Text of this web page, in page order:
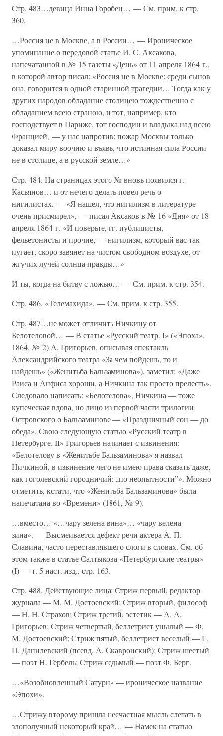
Стр. 483…девица Инна Горобец… — См. прим. к стр.
360.
…Россия не в Москве, а в России… — Ироническое
упоминание о передовой статье И. С. Аксакова,
напечатанной в № 15 газеты «День» от 11 апреля 1864 г.,
в которой автор писал: «Россия не в Москве: среди сынов
она, говорится в одной старинной трагедии… Тогда как у
других народов обладание столицею тождественно с
обладанием всею страною, и тот, например, кто
господствует в Париже, тот господин и владыка над всею
Францией, — у нас напротив: пожар Москвы только
доказал миру воочию и въявь, что истинная сила России
не в столице, а в русской земле…»
Стр. 484. На страницах этого № вновь появился г.
Касьянов… и от нечего делать повел речь о
нигилистах. — «Я нашел, что нигилизм в литературе
очень присмирел», — писал Аксаков в № 16 «Дня» от 18
апреля 1864 г. «И поверьте, гг. публицисты,
фельетонисты и прочие, — нигилизм, который вас так
пугает, скоро завянет на чистом свободном воздухе, от
жгучих лучей солнца правды…»
И ты, когда на битву с ложью… — См. прим. к стр. 354.
Стр. 486. «Телемахида». — См. прим. к стр. 355.
Стр. 487…не может отличить Ничкину от
Белотеловой… — В статье «Русский театр. I» («Эпоха»,
1864, № 2) А. Григорьев, описывая спектакль
Александрийского театра «За чем пойдешь, то и
найдешь» («Женитьба Бальзаминова»), заметил: «Даже
Раиса и Анфиса хороши, а Ничкина так просто прелесть».
Следовало написать: «Белотелова», Ничкина — тоже
купеческая вдова, но лицо из первой части трилогии
Островского о Бальзаминове — «Праздничный сон — до
обеда». Свою следующую статью «Русский театр в
Петербурге. II» Григорьев начинает с извинения:
«Белотелову в «Женитьбе Бальзаминова» я назвал
Ничкиной, в извинение чего не имею права сказать даже,
как гоголевский городничий: „по неопытности”». Можно
отметить, кстати, что «Женитьба Бальзаминова» была
напечатана во «Времени» (1861, № 9).
…вместо… «…чару зелена вина»… «чару велена
зина». — Высмеивается дефект речи актера А. П.
Славина, часто переставлявшего слоги в словах. См. об
этом также в статье Салтыкова «Петербургские театры»
(I) — т. 5 наст. изд., стр. 163.
Стр. 488. Действующие лица: Стриж первый, редактор
журнала — М. М. Достоевский; Стриж вторый, философ
— H. H. Страхов; Стриж третий, эстетик — А. А.
Григорьев; Стриж четвертый, беллетрист унылый — Ф.
М. Достоевский; Стриж пятый, беллетрист веселый — Г.
П. Данилевский (псевд. А. Скавронский); Стриж шестый
— поэт Н. Гербель; Стриж седьмый — поэт Ф. Берг.
…«Возобновленный Сатурн» — ироническое название
«Эпохи».
…Стрижу второму пришла несчастная мысль слетать в
злополучный некоторый край… — Намек на статью